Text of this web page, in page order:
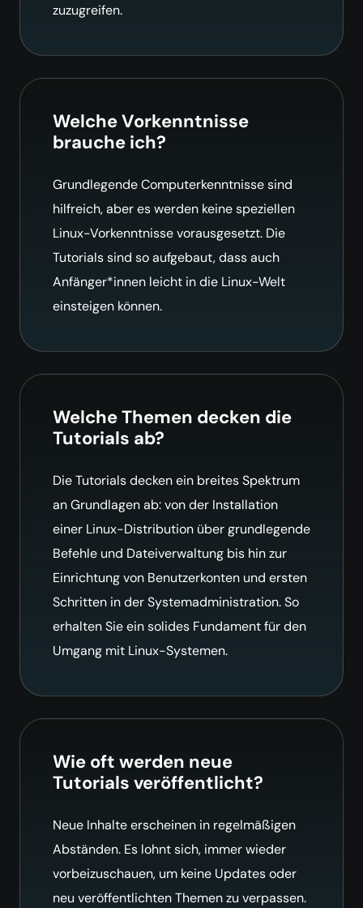
zuzugreifen.
Welche Vorkenntnisse
brauche ich?
Grundlegende Computerkenntnisse sind
hilfreich, aber es werden keine speziellen
Linux-Vorkenntnisse vorausgesetzt. Die
Tutorials sind so aufgebaut, dass auch
Anfänger*innen leicht in die Linux-Welt
einsteigen können.
Welche Themen decken die
Tutorials ab?
Die Tutorials decken ein breites Spektrum
an Grundlagen ab: von der Installation
einer Linux-Distribution über grundlegende
Befehle und Dateiverwaltung bis hin zur
Einrichtung von Benutzerkonten und ersten
Schritten in der Systemadministration. So
erhalten Sie ein solides Fundament für den
Umgang mit Linux-Systemen.
Wie oft werden neue
Tutorials veröffentlicht?
Neue Inhalte erscheinen in regelmäßigen
Abständen. Es lohnt sich, immer wieder
vorbeizuschauen, um keine Updates oder
neu veröffentlichten Themen zu verpassen.